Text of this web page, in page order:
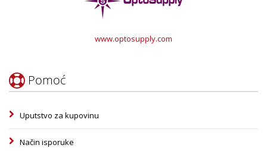
www.optosupply.com
Pomoć
Uputstvo za kupovinu
Način isporuke